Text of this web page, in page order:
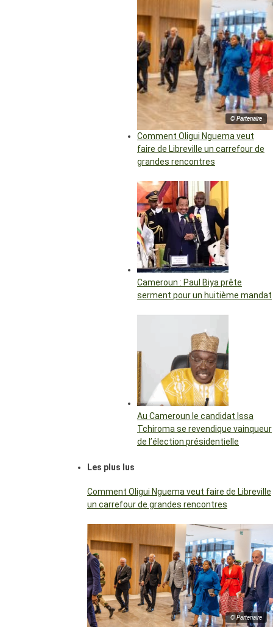
© Partenaire
Comment Oligui Nguema veut
faire de Libreville un carrefour de
grandes rencontres
Cameroun : Paul Biya prête
serment pour un huitième mandat
Au Cameroun le candidat Issa
Tchiroma se revendique vainqueur
de l’élection présidentielle
Les plus lus
Comment Oligui Nguema veut faire de Libreville
un carrefour de grandes rencontres
© Partenaire